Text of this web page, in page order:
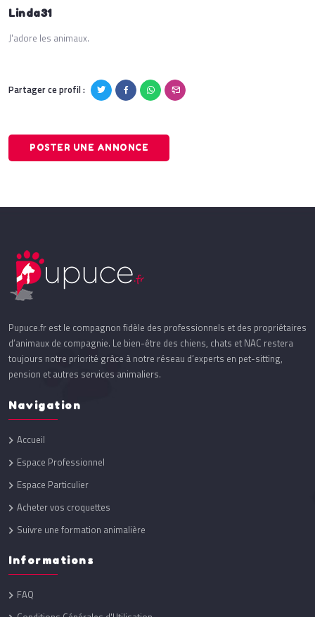
Linda31
J'adore les animaux.
Partager ce profil :
POSTER UNE ANNONCE
Pupuce.fr est le compagnon fidèle des professionnels et des propriétaires
d’animaux de compagnie. Le bien-être des chiens, chats et NAC restera
toujours notre priorité grâce à notre réseau d’experts en pet-sitting,
pension et autres services animaliers.
Navigation
Accueil
Espace Professionnel
Espace Particulier
Acheter vos croquettes
Suivre une formation animalière
Informations
FAQ